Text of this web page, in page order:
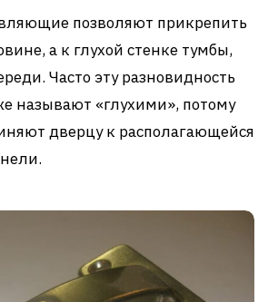
позволяют прикрепить
а к глухой стенке тумбы,
Часто эту разновидность
называют «глухими», потому
дверцу к располагающейся